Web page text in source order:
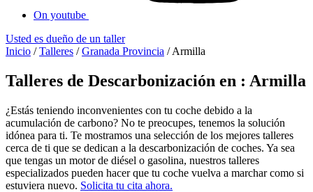
On youtube
Usted es dueño de un taller
Inicio /Talleres /Granada Provincia /Armilla
Talleres de Descarbonización en : Armilla
¿Estás teniendo inconvenientes con tu coche debido a la
acumulación de carbono? No te preocupes, tenemos la solución
idónea para ti. Te mostramos una selección de los mejores talleres
cerca de ti que se dedican a la descarbonización de coches. Ya sea
que tengas un motor de diésel o gasolina, nuestros talleres
especializados pueden hacer que tu coche vuelva a marchar como si
estuviera nuevo. Solicita tu cita ahora.